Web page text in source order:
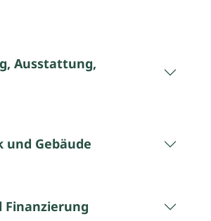
Ausstattung,
und Gebäude
Finanzierung